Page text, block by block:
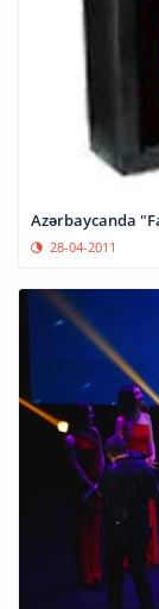
Azərbaycanda
28-04-2011